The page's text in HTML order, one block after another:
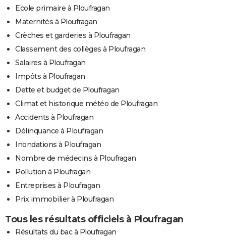
Ecole primaire à Ploufragan
Maternités à Ploufragan
Crèches et garderies à Ploufragan
Classement des collèges à Ploufragan
Salaires à Ploufragan
Impôts à Ploufragan
Dette et budget de Ploufragan
Climat et historique météo de Ploufragan
Accidents à Ploufragan
Délinquance à Ploufragan
Inondations à Ploufragan
Nombre de médecins à Ploufragan
Pollution à Ploufragan
Entreprises à Ploufragan
Prix immobilier à Ploufragan
Tous les résultats officiels à Ploufragan
Résultats du bac à Ploufragan